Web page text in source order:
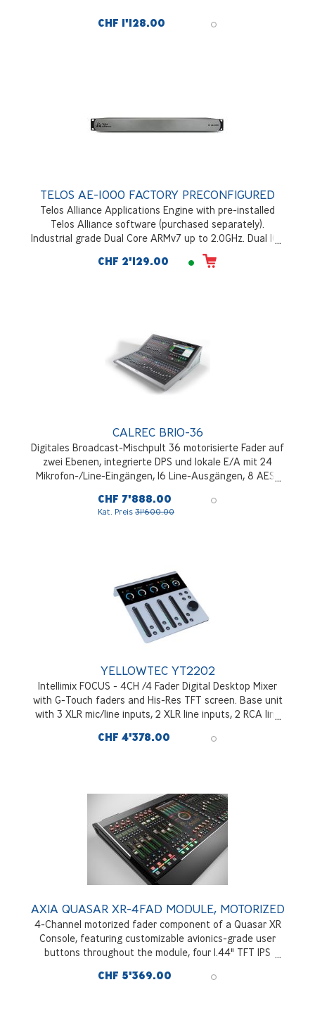
CHF 1'128.00
TELOS AE-1000 FACTORY PRECONFIGURED
Telos Alliance Applications Engine with pre-installed
Telos Alliance software (purchased separately).
Industrial grade Dual Core ARMv7 up to 2.0GHz. Dual 1GB
network ports with PoE support on port 1. 12v DC input
with included 110-220VAC power supply. Fanless chassis
CHF 2'129.00
CALREC BRIO-36
Digitales Broadcast-Mischpult 36 motorisierte Fader auf
zwei Ebenen, integrierte DPS und lokale E/A mit 24
Mikrofon-/Line-Eingängen, 16 Line-Ausgängen, 8 AES-
Schnittstellen (SDI, MADI, Dante, AES67 usw.), optionales
Hydra 2-Audionetzwerk, doppeltes Netzteil
CHF 7'888.00
Kat. Preis 31'600.00
YELLOWTEC YT2202
Intellimix FOCUS - 4CH /4 Fader Digital Desktop Mixer
with G-Touch faders and His-Res TFT screen. Base unit
with 3 XLR mic/line inputs, 2 XLR line inputs, 2 RCA line
GPIO's
CHF 4'378.00
AXIA QUASAR XR-4FAD MODULE, MOTORIZED
4-Channel motorized fader component of a Quasar XR
Console, featuring customizable avionics-grade user
buttons throughout the module, four 1.44" TFT IPS
detents, 4x Touch-Sensitive, high-quality motorized
CHF 5'369.00